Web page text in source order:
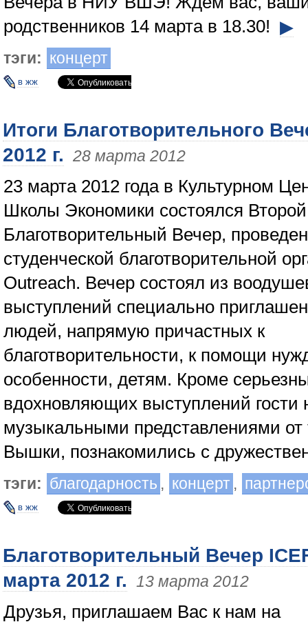
родственников 14 марта в 18.30! ▶
тэги: концерт
в жж
Итоги Благотворительного
2012 г. 28 марта 2012
23 марта 2012 года в Культурном
Школы Экономики состоялся Второй
Благотворительный Вечер,
студенческой благотворительной
Outreach. Вечер состоял из
выступлений специально
людей, напрямую причастных к
благотворительности, к помощи
особенности, детям. Кроме
вдохновляющих выступлений гости
музыкальными представлениями от
Вышки, познакомились с
тэги: благодарность , концерт ,
в жж
Благотворительный Вечер
марта 2012 г.
13 марта 2012
Друзья, приглашаем Вас к нам на